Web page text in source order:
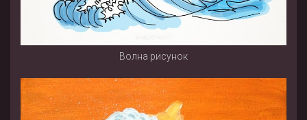
Волна рисунок